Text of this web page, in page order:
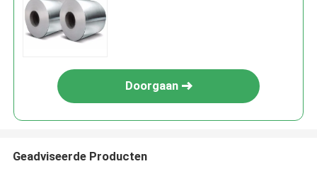
Doorgaan
Geadviseerde Producten